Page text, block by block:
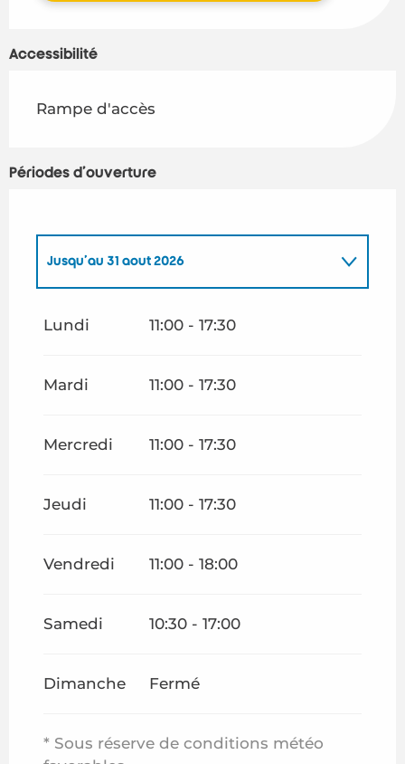
Accessibilité
Rampe d'accès
Périodes d'ouverture
Jusqu'au 31 août 2026
Lundi 11:00 - 17:30
Mardi 11:00 - 17:30
Mercredi 11:00 - 17:30
Jeudi 11:00 - 17:30
Vendredi 11:00 - 18:00
Samedi 10:30 - 17:00
Dimanche Fermé
* Sous réserve de conditions météo